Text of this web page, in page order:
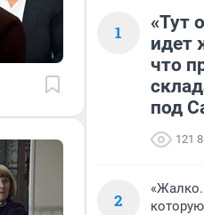
1
«Тут
идет
что
под
121
2
«Жалко.